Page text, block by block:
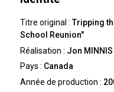
Titre original :Tripping
School Reunion"
Réalisation : Jon MINNIS
Pays : Canada
Année de production :